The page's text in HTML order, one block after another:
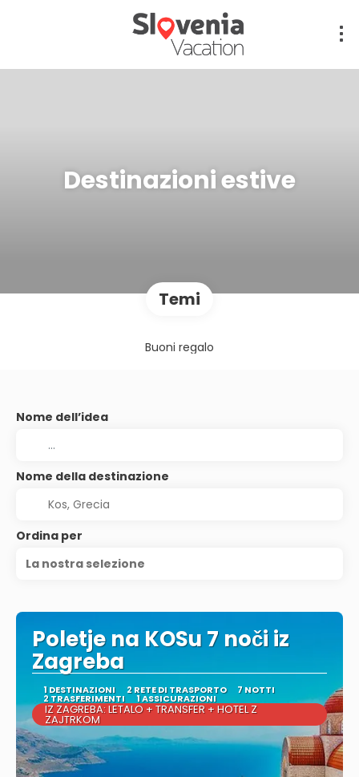
Destinazioni estive
Temi
Buoni regalo
Nome dell’idea
Nome della destinazione
Ordina per
La nostra selezione
Poletje na KOSu 7 noči iz
Zagreba
1 DESTINAZIONI 2 RETE DI TRASPORTO 7 NOTTI
2 TRASFERIMENTI 1 ASSICURAZIONI
IZ ZAGREBA: LETALO + TRANSFER + HOTEL Z
ZAJTRKOM